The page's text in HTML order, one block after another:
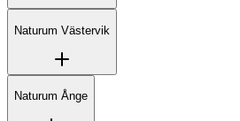
Naturum Västervik
Naturum Ånge